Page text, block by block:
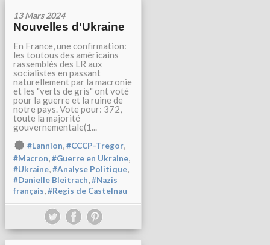
13 Mars 2024
Nouvelles d'Ukraine
En France, une confirmation:
les toutous des américains
rassemblés des LR aux
socialistes en passant
naturellement par la macronie
et les "verts de gris" ont voté
pour la guerre et la ruine de
notre pays. Vote pour: 372,
toute la majorité
gouvernementale(1...
#Lannion,#CCCP-Tregor,
#Macron,#Guerre en Ukraine,
#Ukraine,#Analyse Politique,
#Danielle Bleitrach,#Nazis
français,#Regis de Castelnau